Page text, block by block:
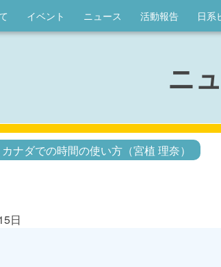
イベント ニュース 活動報告 日系
ニ
ナダでの時間の使い方（宮植 理奈）
日